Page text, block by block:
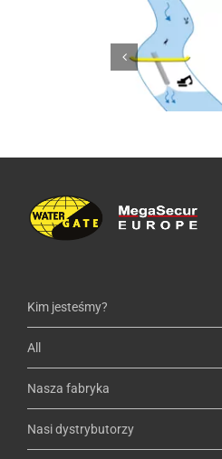
# 1 | Instalacja ⊥
prostopadła
Kim jesteśmy?
All
Nasza fabryka
Nasi dystrybutorzy